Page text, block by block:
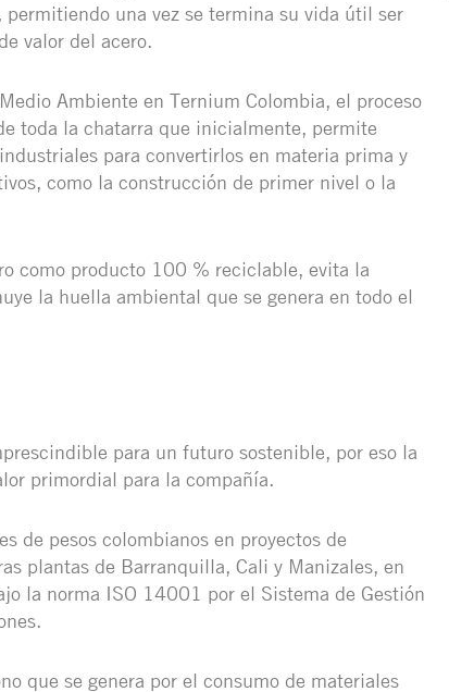
una vez se termina su vida útil ser
valor del acero.
Ambiente en Ternium Colombia, el proceso
toda la chatarra que inicialmente, permite
para convertirlos en materia prima y
como la construcción de primer nivel o la
como producto 100 % reciclable, evita la
la huella ambiental que se genera en todo el
para un futuro sostenible, por eso la
primordial para la compañía.
de pesos colombianos en proyectos de
plantas de Barranquilla, Cali y Manizales, en
la norma ISO 14001 por el Sistema de Gestión
que se genera por el consumo de materiales